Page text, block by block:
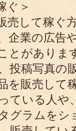
ぐ＞
売して稼ぐ
企業の広告
とがありま
投稿写真の
を販売して
ている人や
グラムをシ